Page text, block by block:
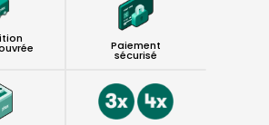
Paiement
sécurisé